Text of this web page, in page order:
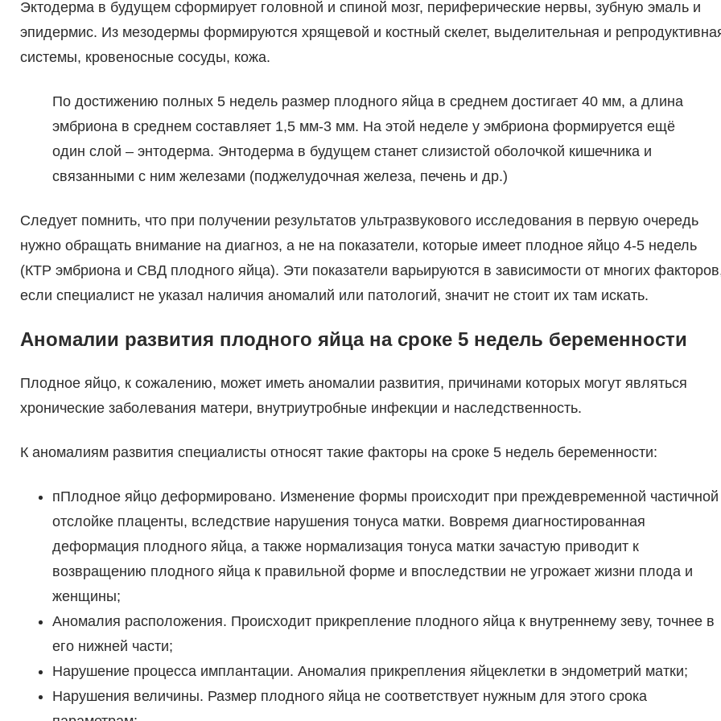
Эктодерма в будущем сформирует головной и спиной мозг, периферические нервы, зубную эмаль и
эпидермис. Из мезодермы формируются хрящевой и костный скелет, выделительная и
системы, кровеносные сосуды, кожа.
По достижению полных 5 недель размер плодного яйца в среднем достигает 40 мм, а длина
эмбриона в среднем составляет 1,5 мм-3 мм. На этой неделе у эмбриона формируется ещё
один слой – энтодерма. Энтодерма в будущем станет слизистой оболочкой кишечника и
связанными с ним железами (поджелудочная железа, печень и др.)
Следует помнить, что при получении результатов ультразвукового исследования в первую очередь
нужно обращать внимание на диагноз, а не на показатели, которые имеет плодное яйцо 4-5 недель
(КТР эмбриона и СВД плодного яйца). Эти показатели варьируются в зависимости от многих
если специалист не указал наличия аномалий или патологий, значит не стоит их там искать.
Аномалии развития плодного яйца на сроке 5 недель беременности
Плодное яйцо, к сожалению, может иметь аномалии развития, причинами которых могут являться
хронические заболевания матери, внутриутробные инфекции и наследственность.
К аномалиям развития специалисты относят такие факторы на сроке 5 недель беременности:
пПлодное яйцо деформировано. Изменение формы происходит при преждевременной частичной
отслойке плаценты, вследствие нарушения тонуса матки. Вовремя диагностированная
деформация плодного яйца, а также нормализация тонуса матки зачастую приводит к
возвращению плодного яйца к правильной форме и впоследствии не угрожает жизни плода и
женщины;
Аномалия расположения. Происходит прикрепление плодного яйца к внутреннему зеву, точнее в
его нижней части;
Нарушение процесса имплантации. Аномалия прикрепления яйцеклетки в эндометрий матки;
Нарушения величины. Размер плодного яйца не соответствует нужным для этого срока